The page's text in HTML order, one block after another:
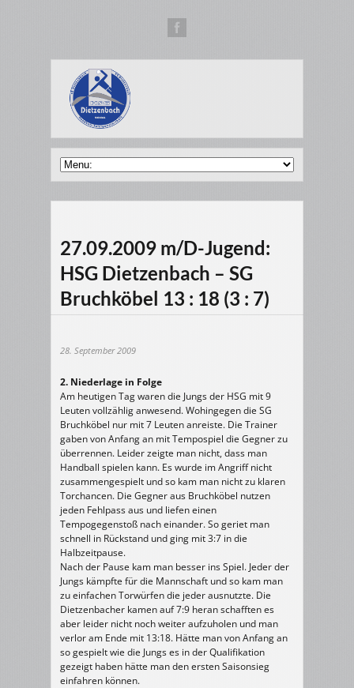
27.09.2009 m/D-Jugend:
HSG Dietzenbach – SG
Bruchköbel 13 : 18 (3 : 7)
28. September 2009
2. Niederlage in Folge
Am heutigen Tag waren die Jungs der HSG mit 9
Leuten vollzählig anwesend. Wohingegen die SG
Bruchköbel nur mit 7 Leuten anreiste. Die Trainer
gaben von Anfang an mit Tempospiel die Gegner zu
überrennen. Leider zeigte man nicht, dass man
Handball spielen kann. Es wurde im Angriff nicht
zusammengespielt und so kam man nicht zu klaren
Torchancen. Die Gegner aus Bruchköbel nutzen
jeden Fehlpass aus und liefen einen
Tempogegenstoß nach einander. So geriet man
schnell in Rückstand und ging mit 3:7 in die
Halbzeitpause.
Nach der Pause kam man besser ins Spiel. Jeder der
Jungs kämpfte für die Mannschaft und so kam man
zu einfachen Torwürfen die jeder ausnutzte. Die
Dietzenbacher kamen auf 7:9 heran schafften es
aber leider nicht noch weiter aufzuholen und man
verlor am Ende mit 13:18. Hätte man von Anfang an
so gespielt wie die Jungs es in der Qualifikation
gezeigt haben hätte man den ersten Saisonsieg
einfahren können.